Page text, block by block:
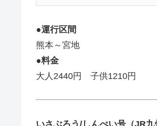
●運行区間
熊本～宮地
●料金
大人2440円 子供1210円
いさぶろう/しんぺい号（JR九